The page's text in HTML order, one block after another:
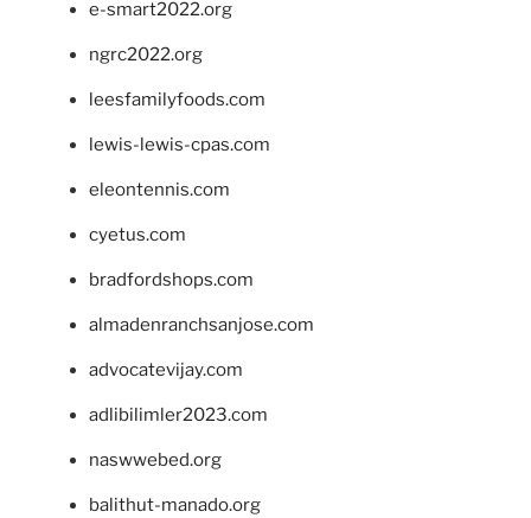
e-smart2022.org
ngrc2022.org
leesfamilyfoods.com
lewis-lewis-cpas.com
eleontennis.com
cyetus.com
bradfordshops.com
almadenranchsanjose.com
advocatevijay.com
adlibilimler2023.com
naswwebed.org
balithut-manado.org